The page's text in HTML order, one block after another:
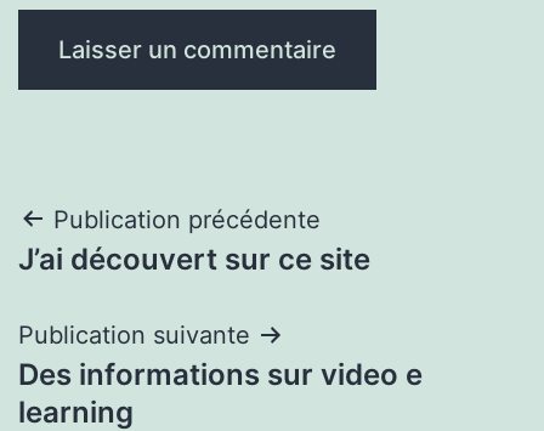
Navigation
de
l’article
Publication précédente
J’ai découvert sur ce site
Publication suivante
Des informations sur video e
learning